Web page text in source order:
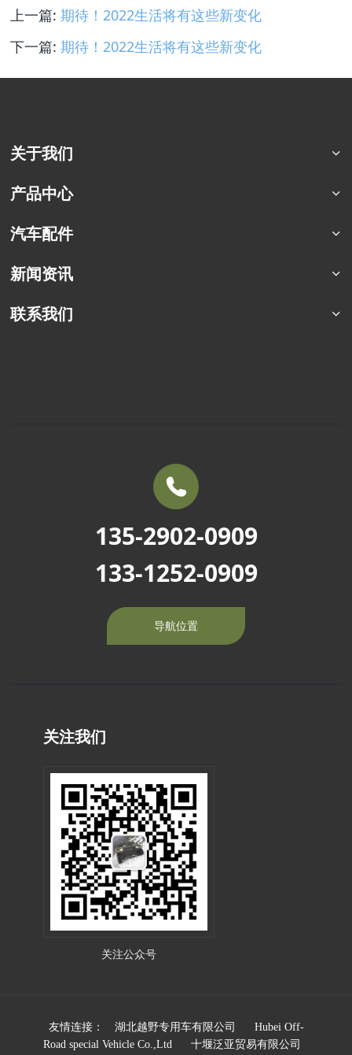
上一篇: 期待！2022生活将有这些新变化
下一篇: 期待！2022生活将有这些新变化
关于我们
公司简介
合作案例
产品中心
猛士特种车系列
东风六驱卡车
东风专用车
东风商用车
汽车配件
军车配件
新闻资讯
行业资讯
联系我们
135-2902-0909
133-1252-0909
导航位置
关注我们
关注公众号
友情连接： 湖北越野专用车有限公司
Hubei Off-
Road special Vehicle Co.,Ltd
十堰泛亚贸易有限公司